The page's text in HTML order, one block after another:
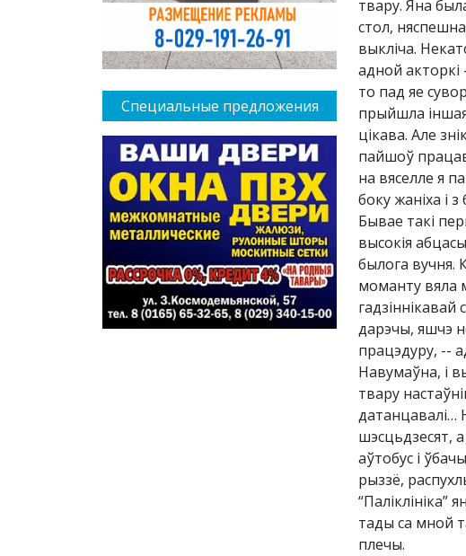
Специальные предложения
твару. Яна
стол,
выкліча.
адной акторкі
то пад яе
прыйшла
цікава. Але
пайшоў
на вяселле я
боку жаніха і
Бывае такі
высокія
былога вучня.
моманту вяла
дарэчы, яшчэ
працэдуру, --
Навумаўна, і
твару
датанцавалі…
шэсцьдзесят,
аўтобус і
рыззё,
тады са мной
плечы.